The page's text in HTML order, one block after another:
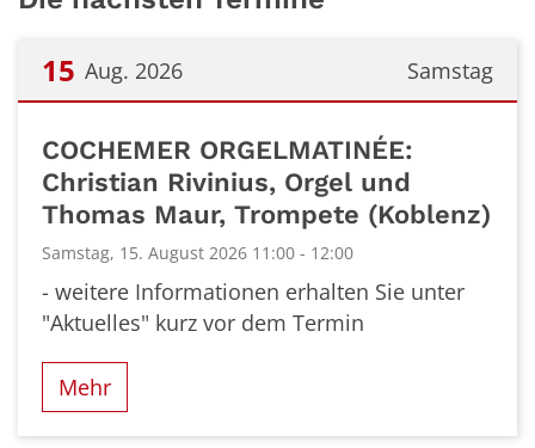
Samstag
15 Aug. 2026
COCHEMER ORGELMATINÉE:
Christian Rivinius, Orgel und
Thomas Maur, Trompete (Koblenz)
Samstag, 15. August 2026 11:00 - 12:00
- weitere Informationen erhalten Sie unter
"Aktuelles" kurz vor dem Termin
Mehr